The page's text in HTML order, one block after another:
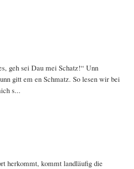
geh sei Dau mei Schatz!“ Unn
gitt em en Schmatz. So lesen wir bei
s...
herkommt, kommt landläufig die